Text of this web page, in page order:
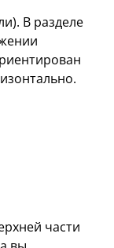
В разделе
части